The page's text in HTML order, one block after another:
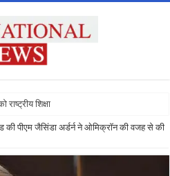
शिक्षा नीति के
की पीएम जैसिंडा अर्डर्न ने ओमिक्रॉन की वजह से की